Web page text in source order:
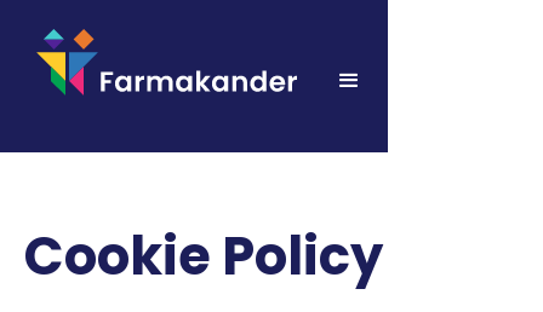
Cookie Policy